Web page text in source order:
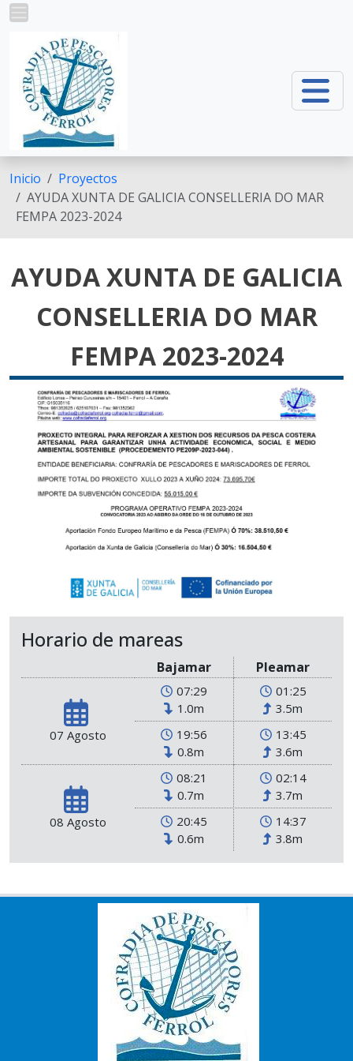
Pasar al contenido principal
Inicio
Proyectos
AYUDA XUNTA DE GALICIA CONSELLERIA DO MAR
FEMPA 2023-2024
AYUDA XUNTA DE GALICIA
CONSELLERIA DO MAR
FEMPA 2023-2024
Horario de mareas
Bajamar Pleamar
07 Agosto
07:29
1.0m
01:25
3.5m
19:56
0.8m
13:45
3.6m
08 Agosto
08:21
0.7m
02:14
3.7m
20:45
0.6m
14:37
3.8m